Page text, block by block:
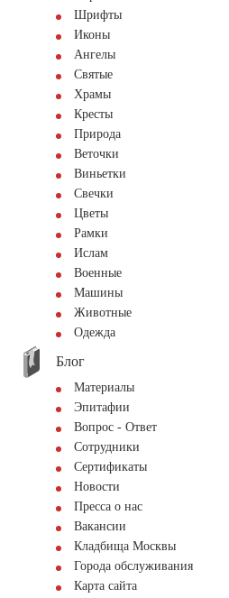
Шрифты
Иконы
Ангелы
Святые
Храмы
Кресты
Природа
Веточки
Виньетки
Свечки
Цветы
Рамки
Ислам
Военные
Машины
Животные
Одежда
Блог
Материалы
Эпитафии
Вопрос - Ответ
Сотрудники
Сертификаты
Новости
Пресса о нас
Вакансии
Кладбища Москвы
Города обслуживания
Карта сайта